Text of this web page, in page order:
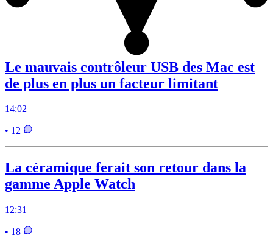
Le mauvais contrôleur USB des Mac est
de plus en plus un facteur limitant
14:02
• 12
La céramique ferait son retour dans la
gamme Apple Watch
12:31
• 18